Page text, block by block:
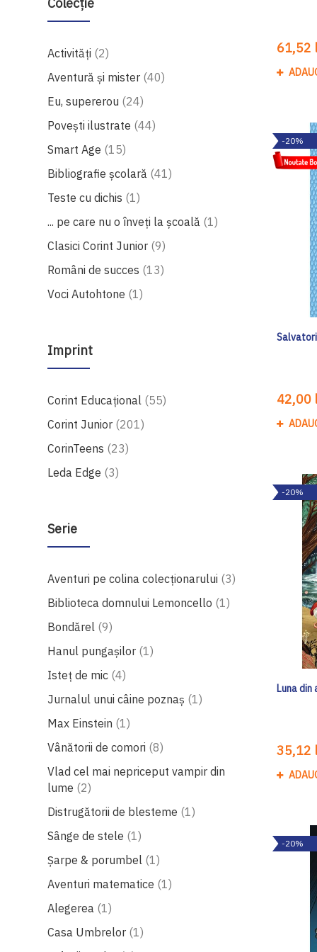
Activități 2produse
Aventură și mister 40produse
Eu, supererou 24produse
Povești ilustrate 44produse
Smart Age 15produse
Bibliografie școlară 41produse
Teste cu dichis 1produs
... pe care nu o înveți la școală 1produs
Clasici Corint Junior 9produse
Români de succes 13produse
Voci Autohtone 1produs
Imprint
Corint Educaţional 55produse
Corint Junior 201produse
CorinTeens 23produse
Leda Edge 3produse
Serie
Aventuri pe colina colecționarului 3produse
Biblioteca domnului Lemoncello 1produs
Bondărel 9produse
Hanul pungașilor 1produs
Isteț de mic 4produse
Jurnalul unui câine poznaș 1produs
Max Einstein 1produs
Vânătorii de comori 8produse
Vlad cel mai nepriceput vampir din
lume 2produse
Distrugătorii de blesteme 1produs
Sânge de stele 1produs
Șarpe & porumbel 1produs
Aventuri matematice 1produs
Alegerea 1produs
Casa Umbrelor 1produs
61,52
-20%
42,00
-20%
Luna din
35,12
-20%